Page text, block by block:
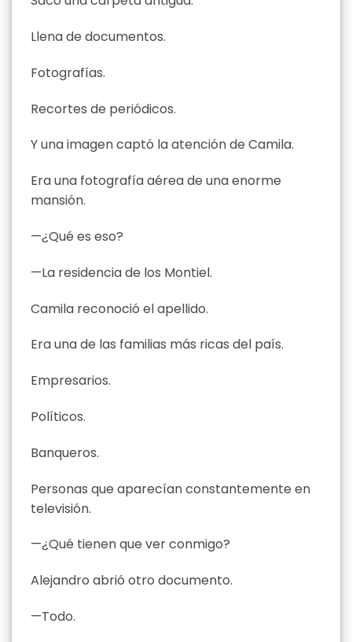
Llena de documentos.
Fotografías.
Recortes de periódicos.
Y una imagen captó la atención de Camila.
Era una fotografía aérea de una enorme
mansión.
—¿Qué es eso?
—La residencia de los Montiel.
Camila reconoció el apellido.
Era una de las familias más ricas del país.
Empresarios.
Políticos.
Banqueros.
Personas que aparecían constantemente en
televisión.
—¿Qué tienen que ver conmigo?
Alejandro abrió otro documento.
—Todo.